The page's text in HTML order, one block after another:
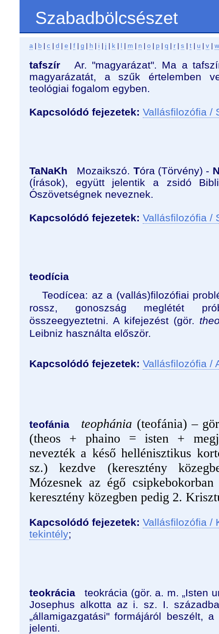
Szabadbölcsészet
a| b c d e f g h i j k m n o p q r s t u v w
tafszír Ar. "magyarázat". Ma a
magyarázatát, a szűk értelemben
teológiai fogalom egyben.
Kapcsolódó fejezetek: Vallásfilozófia /
TaNaKh Mozaikszó. Tóra (Törvény) -
(Írások), együtt jelentik a zsidó
Ószövetségnek neveznek.
Kapcsolódó fejezetek: Vallásfilozófia /
teodícia
Teodícea: az a (vallás)filozófiai
rossz, gonoszság meglétét
összeegyeztetni. A kifejezést (gör.
Leibniz használta először.
Kapcsolódó fejezetek: Vallásfilozófia /
teofánia teophánia (teofánia) –
(theos + phaino = isten +
nevezték a késő hellénisztikus
sz.) kezdve (keresztény
Mózesnek az égő
keresztény közegben pedig 2.
Kapcsolódó fejezetek: Vallásfilozófia /
tekintély;
teokrácia teokrácia (gör. a. m. „Isten
Josephus alkotta az i. sz. I.
„államigazgatási" formájáról beszélt,
jelenti.